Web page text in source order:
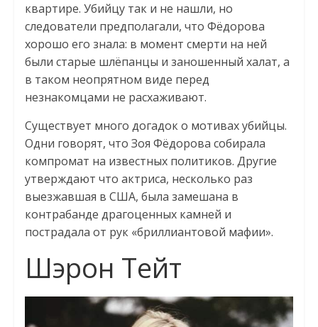
квартире. Убийцу так и не нашли, но
следователи предполагали, что Фёдорова
хорошо его знала: в момент смерти на ней
были старые шлёпанцы и заношенный халат, а
в таком неопрятном виде перед
незнакомцами не расхаживают.
Существует много догадок о мотивах убийцы.
Одни говорят, что Зоя Фёдорова собирала
компромат на известных политиков. Другие
утверждают что актриса, несколько раз
выезжавшая в США, была замешана в
контрабанде драгоценных камней и
пострадала от рук «бриллиантовой мафии».
Шэрон Тейт